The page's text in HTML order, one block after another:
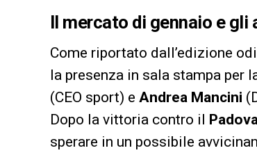
Il mercato di gennaio e
Come riportato dall’edizione
la presenza in sala stampa per
(CEO sport) e Andrea Mancini
Dopo la vittoria contro il
sperare in un possibile